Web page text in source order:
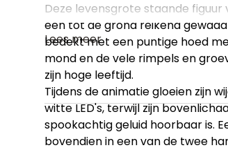
Deze levensgrote staande
een tot de grond reikend
bedekt met een puntige hoed
mond en de vele rimpels en
zijn hoge leeftijd.
Tijdens de animatie gloeien zijn
witte LED's, terwijl zijn
spookachtig geluid hoorbaar is.
bovendien in een van de twee
Lees meer